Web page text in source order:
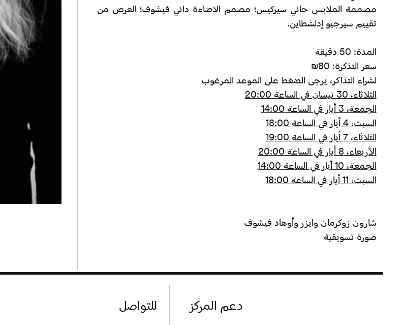
مصممة الملابس حاني سيركيس؛ مصمم الاضاءة داني فيشوف؛ العرض من
تقييم سيرجيو إدلشطاين.
المدة: 50 دقيقة
سعر التذكرة: 80₪
لشراء التذاكر، يرجى الضغط على الموعد المرغوب
الثلاثاء، 30 نيسان في الساعة 20:00
الجمعة، 3 أيار في الساعة 14:00
السبت، 4 أيار في الساعة 18:00
الثلاثاء، 7 أيار في الساعة 19:00
الأربعاء، 8 أيار في الساعة 20:00
الجمعة، 10 أيار في الساعة 14:00
السبت، 11 أيار في الساعة 18:00
شارون زوكرمان وايزر وأوهاد فيشوف
صورة تسويقية
للتواصل دعم المركز